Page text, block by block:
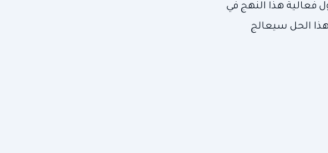
فعالية هذا النهج في
الحل سيعالج